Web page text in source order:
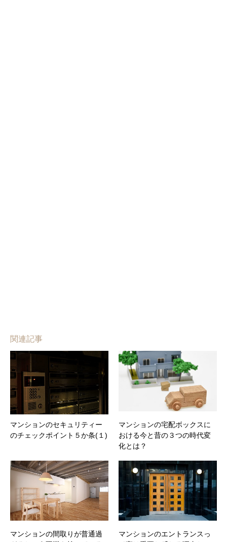
関連記事
マンションのセキュリティー
のチェックポイント５か条(１)
マンションの宅配ボックスに
おける今と昔の３つの時代変
化とは？
マンションの間取りが普通過
マンションのエントランスっ